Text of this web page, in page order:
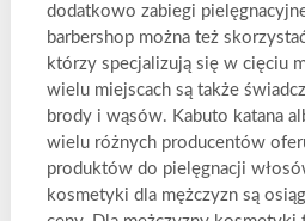
dodatkowo zabiegi
barbershop można też
którzy specjalizują się w cięciu
wielu miejscach są także
brody i wąsów. Kabuto katana
wielu różnych producentów
produktów do pielęgnacji
kosmetyki dla mężczyzn są